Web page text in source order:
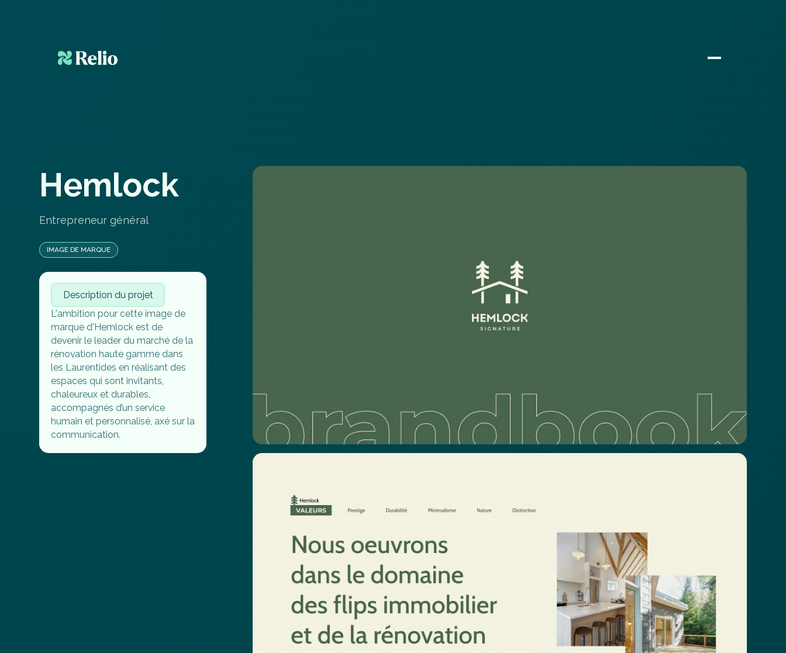
Hemlock
Entrepreneur général
IMAGE DE MARQUE
Description du projet
L'ambition pour cette image de
marque d'Hemlock est de
devenir le leader du marché de la
rénovation haute gamme dans
les Laurentides en réalisant des
espaces qui sont invitants,
chaleureux et durables,
accompagnés d’un service
humain et personnalisé, axé sur la
communication.